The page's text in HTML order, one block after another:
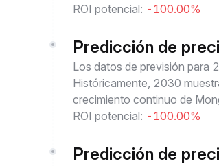
ROI potencial: -100.00%
Predicción de
Los datos de previsión para
Históricamente, 2030
crecimiento continuo de
ROI potencial: -100.00%
Predicción de